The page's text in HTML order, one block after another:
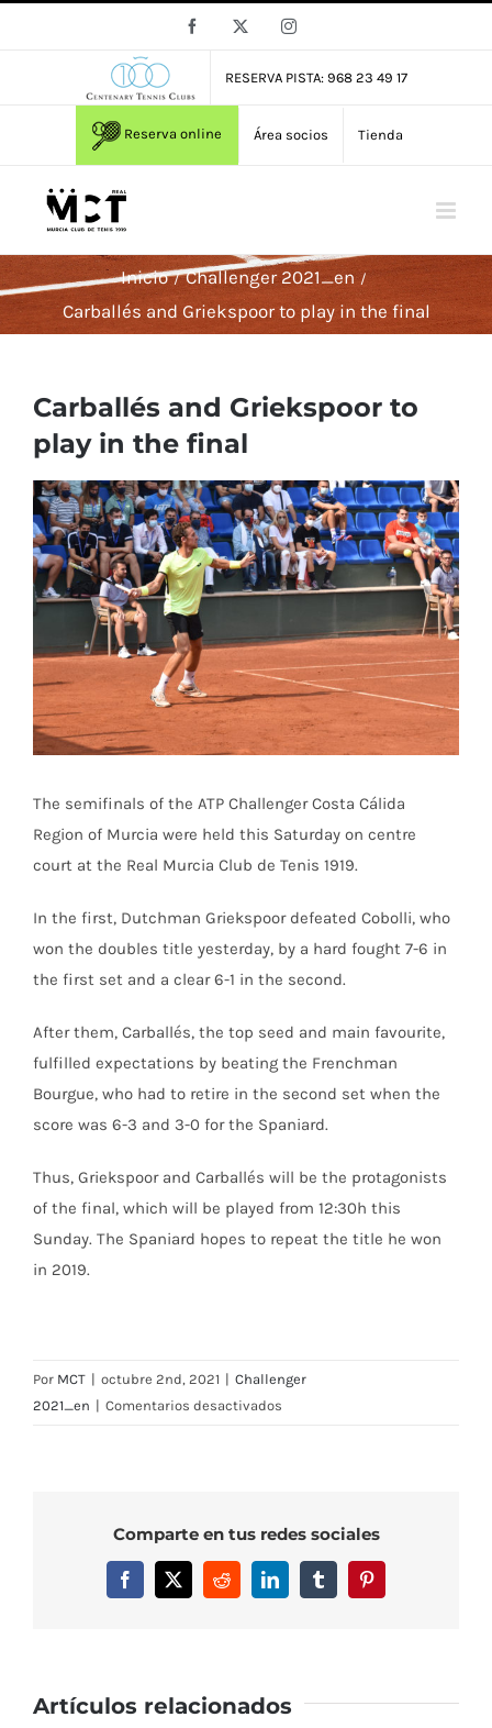
Facebook Instagram
RESERVA PISTA: 968 23 49 17
Reserva online Área socios Tienda
Inicio
Challenger 2021_en
Carballés and Griekspoor to play in the final
Carballés and Griekspoor to
play in the final
Ver
imagen
más
grande
The semifinals of the ATP Challenger Costa Cálida
Region of Murcia were held this Saturday on centre
court at the Real Murcia Club de Tenis 1919.
In the first, Dutchman Griekspoor defeated Cobolli, who
won the doubles title yesterday, by a hard fought 7-6 in
the first set and a clear 6-1 in the second.
After them, Carballés, the top seed and main favourite,
fulfilled expectations by beating the Frenchman
Bourgue, who had to retire in the second set when the
score was 6-3 and 3-0 for the Spaniard.
Thus, Griekspoor and Carballés will be the protagonists
of the final, which will be played from 12:30h this
Sunday. The Spaniard hopes to repeat the title he won
in 2019.
Por MCT | octubre 2nd, 2021 | Challenger
2021_en | Comentarios desactivados
play
in
Comparte en tus redes sociales
Facebook
X RedditLinkedInTumblrPinterest
Artículos relacionados